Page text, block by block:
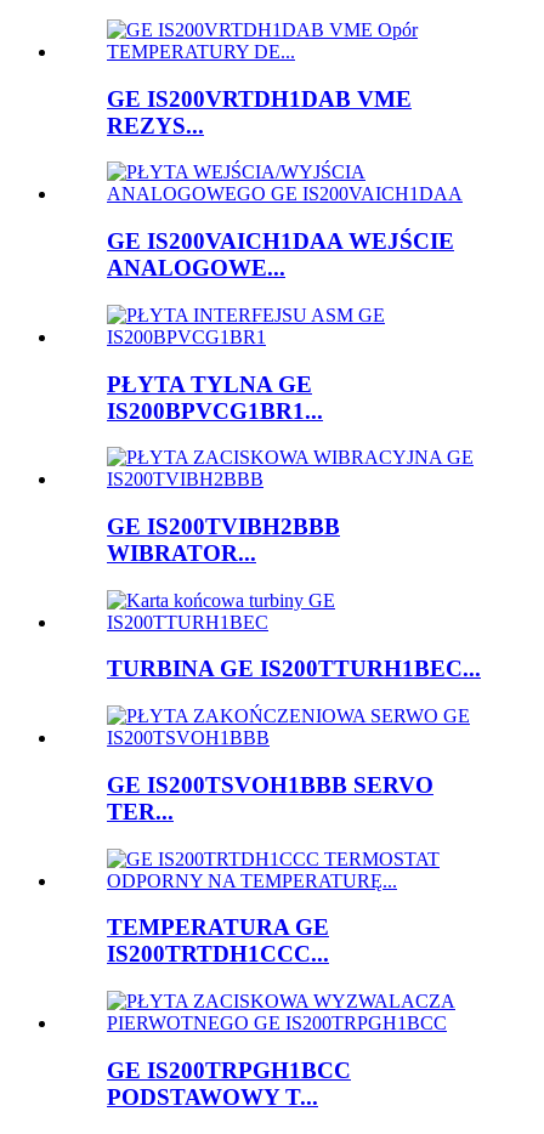
GE IS200VRTDH1DAB VME
REZYS...
GE IS200VAICH1DAA WEJŚCIE
ANALOGOWE...
PŁYTA TYLNA GE
IS200BPVCG1BR1...
GE IS200TVIBH2BBB
WIBRATOR...
TURBINA GE IS200TTURH1BEC...
GE IS200TSVOH1BBB SERVO
TER...
TEMPERATURA GE
IS200TRTDH1CCC...
GE IS200TRPGH1BCC
PODSTAWOWY T...